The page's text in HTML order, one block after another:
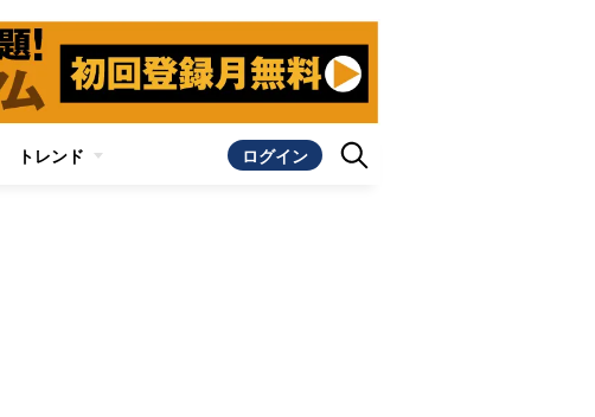
トレンド ログイン